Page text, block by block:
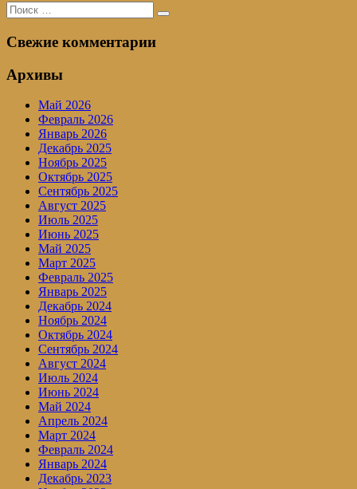
Поиск
для:
Поиск
Свежие комментарии
Архивы
Май 2026
Февраль 2026
Январь 2026
Декабрь 2025
Ноябрь 2025
Октябрь 2025
Сентябрь 2025
Август 2025
Июль 2025
Июнь 2025
Май 2025
Март 2025
Февраль 2025
Январь 2025
Декабрь 2024
Ноябрь 2024
Октябрь 2024
Сентябрь 2024
Август 2024
Июль 2024
Июнь 2024
Май 2024
Апрель 2024
Март 2024
Февраль 2024
Январь 2024
Декабрь 2023